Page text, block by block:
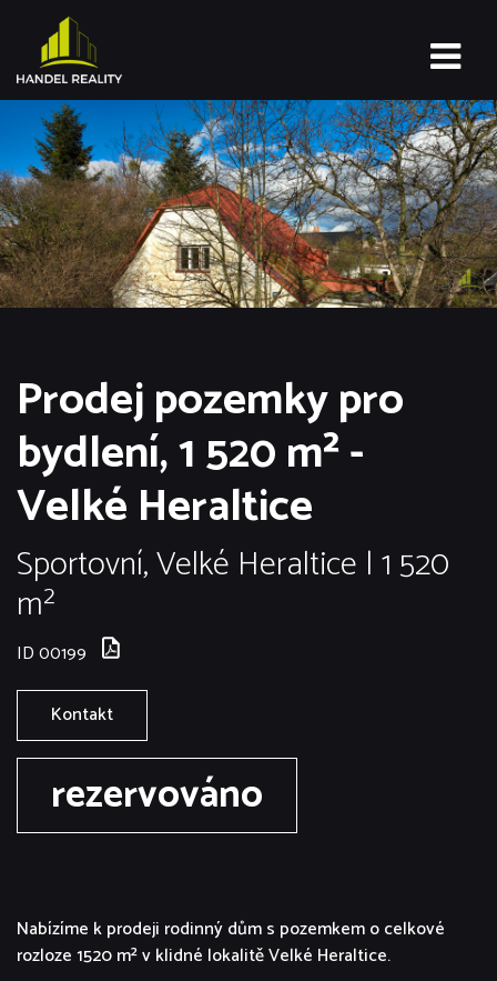
Prodej pozemky pro
bydlení, 1 520 m² -
Velké Heraltice
Sportovní, Velké Heraltice | 1 520
m²
ID 00199
Kontakt
rezervováno
Nabízíme k prodeji rodinný dům s pozemkem o celkové
rozloze 1520 m² v klidné lokalitě Velké Heraltice.